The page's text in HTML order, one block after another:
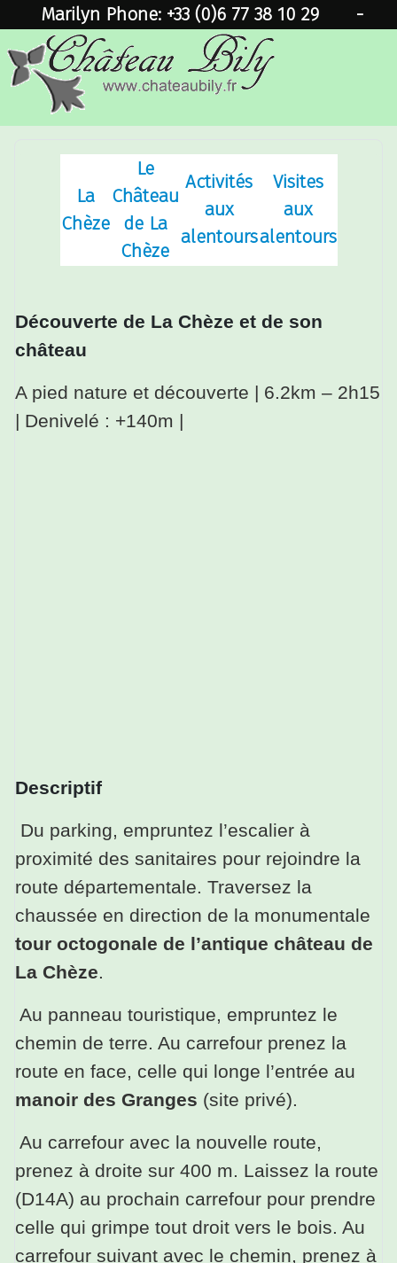
Marilyn Phone: +33 (0)6 77 38 10 29
La
Chèze
Le
Château
de La
Chèze
Activités
aux
alentours
Visites
aux
alentours
Découverte de La Chèze et de son
château
A pied nature et découverte | 6.2km – 2h15
| Denivelé : +140m |
Descriptif
Du parking, empruntez l’escalier à
proximité des sanitaires pour rejoindre la
route départementale. Traversez la
chaussée en direction de la monumentale
tour octogonale de l’antique château de
La Chèze.
Au panneau touristique, empruntez le
chemin de terre. Au carrefour prenez la
route en face, celle qui longe l’entrée au
manoir des Granges (site privé).
Au carrefour avec la nouvelle route,
prenez à droite sur 400 m. Laissez la route
(D14A) au prochain carrefour pour prendre
celle qui grimpe tout droit vers le bois. Au
carrefour suivant avec le chemin, prenez à